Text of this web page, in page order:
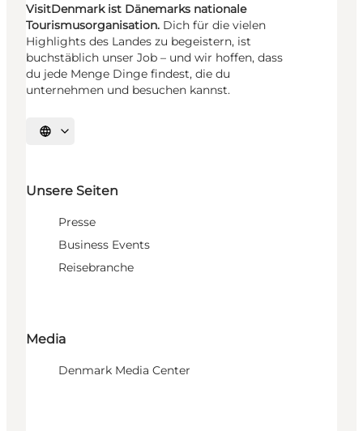
VisitDenmark ist Dänemarks nationale
Tourismusorganisation. Dich für die vielen
Highlights des Landes zu begeistern, ist
buchstäblich unser Job – und wir hoffen, dass
du jede Menge Dinge findest, die du
unternehmen und besuchen kannst.
Sprache auswählen
Unsere Seiten
Presse
Business Events
Reisebranche
Media
Denmark Media Center